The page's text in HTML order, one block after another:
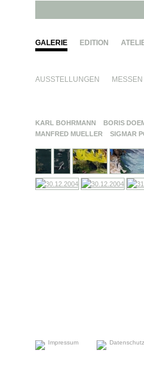
GALERIE EDITION
AUSSTELLUNGEN MESSEN
KARL BOHRMANN BORIS
MANFRED MUELLER
SIGMAR
Impressum Datenschutz